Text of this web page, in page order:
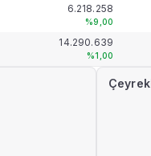
6.218.258
%9,00
14.290.639
%1,00